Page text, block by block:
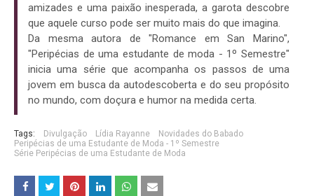
amizades e uma paixão inesperada, a garota descobre
que aquele curso pode ser muito mais do que imagina.
Da mesma autora de "Romance em San Marino",
"Peripécias de uma estudante de moda - 1º Semestre"
inicia uma série que acompanha os passos de uma
jovem em busca da autodescoberta e do seu propósito
no mundo, com doçura e humor na medida certa.
Tags: Divulgação Lídia Rayanne
Novidades do Babado
Peripécias de uma Estudante de Moda - 1º Semestre
Série Peripécias de uma Estudante de Moda